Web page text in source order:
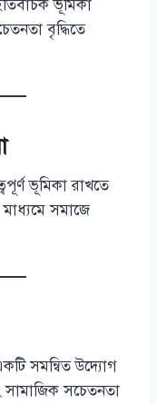
ভূমিকা
বৃদ্ধিতে
ভূমিকা রাখতে
সমাজে
সমন্বিত উদ্যোগ
সামাজিক সচেতনতা